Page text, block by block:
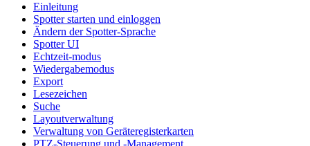
Einleitung
Spotter starten und einloggen
Ändern der Spotter-Sprache
Spotter UI
Echtzeit-modus
Wiedergabemodus
Export
Lesezeichen
Suche
Layoutverwaltung
Verwaltung von Geräteregisterkarten
PTZ-Steuerung und -Management